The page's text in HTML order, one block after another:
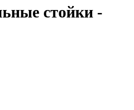
стойки -